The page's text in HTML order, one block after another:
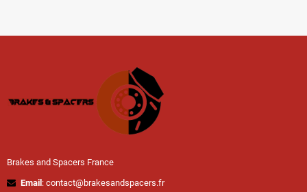
Brakes and Spacers France
Email : contact@brakesandspacers.fr